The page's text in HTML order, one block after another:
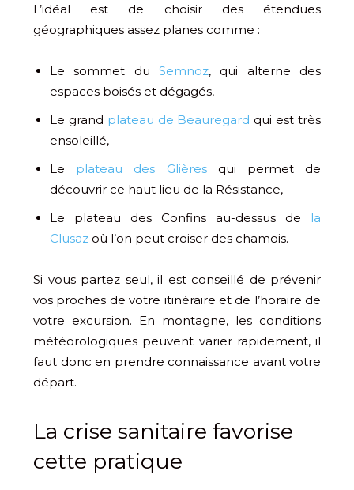
L’idéal est de choisir des étendues
géographiques assez planes comme :
Le sommet du Semnoz, qui alterne des
espaces boisés et dégagés,
Le grand plateau de Beauregard qui est très
ensoleillé,
Le plateau des Glièresqui permet de
découvrir ce haut lieu de la Résistance,
Le plateau des Confins au-dessus de
la
Clusaz où l’on peut croiser des chamois.
Si vous partez seul, il est conseillé de prévenir
vos proches de votre itinéraire et de l’horaire de
votre excursion. En montagne, les conditions
météorologiques peuvent varier rapidement, il
faut donc en prendre connaissance avant votre
départ.
La crise sanitaire favorise
cette pratique